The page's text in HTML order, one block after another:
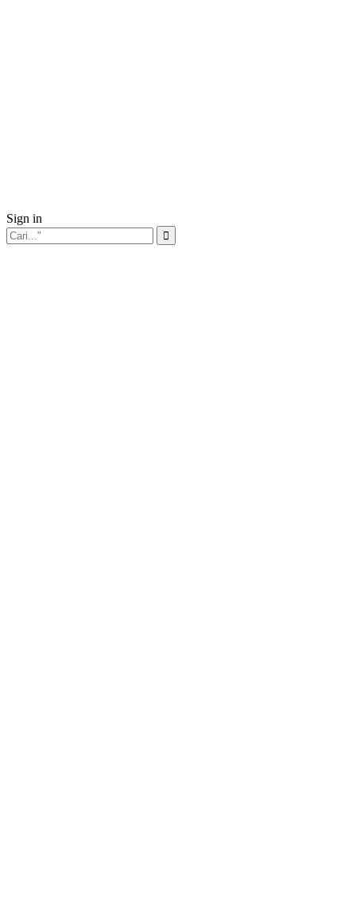
Sign in